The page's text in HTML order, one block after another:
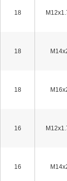
18
18
18
16
16